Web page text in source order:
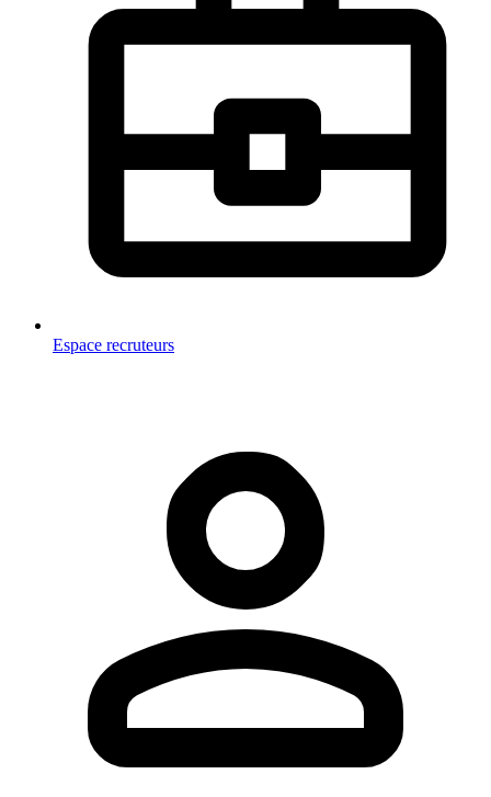
Espace recruteurs